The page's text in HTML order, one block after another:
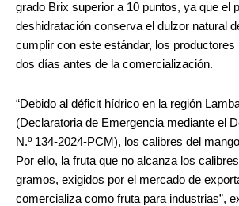
grado Brix superior a 10 puntos, ya que el
deshidratación conserva el dulzor natural
cumplir con este estándar, los
dos días antes de la comercialización.
“Debido al déficit hídrico en la región
(Declaratoria de Emergencia mediante el
N.º 134-2024-PCM), los calibres del
Por ello, la fruta que no alcanza los
gramos, exigidos por el mercado de
comercializa como fruta para industrias”,